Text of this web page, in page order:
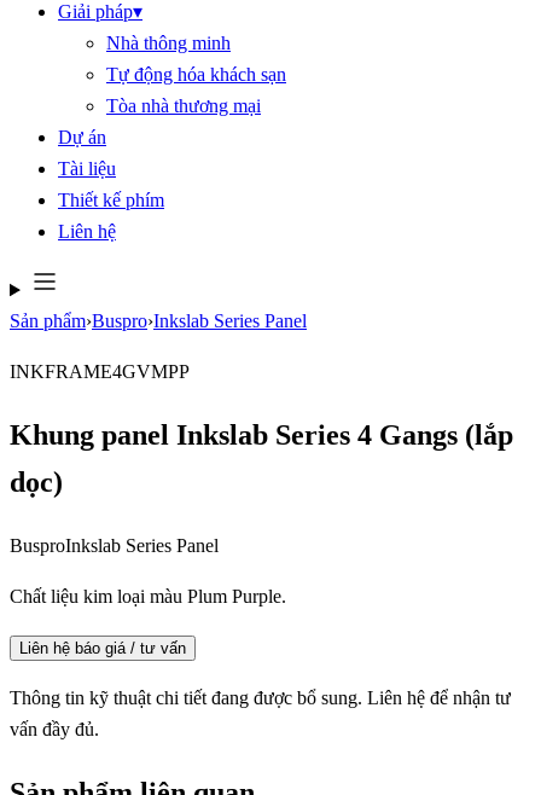
Giải pháp▾
Nhà thông minh
Tự động hóa khách sạn
Tòa nhà thương mại
Dự án
Tài liệu
Thiết kế phím
Liên hệ
Sản phẩm›Buspro›Inkslab Series Panel
INKFRAME4GVMPP
Khung panel Inkslab Series 4 Gangs (lắp
dọc)
BusproInkslab Series Panel
Chất liệu kim loại màu Plum Purple.
Liên hệ báo giá / tư vấn
Thông tin kỹ thuật chi tiết đang được bổ sung. Liên hệ để nhận tư
vấn đầy đủ.